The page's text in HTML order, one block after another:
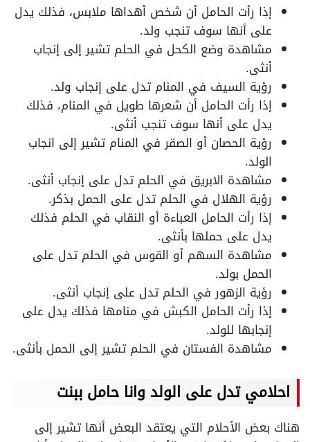
إذا رأت الحامل أن شخص أهداها ملابس، فذلك يدل
على أنها سوف تنجب ولد.
مشاهدة وضع الكحل في الحلم تشير إلى إنجاب
أنثى.
رؤية السيف في المنام تدل على إنجاب ولد.
إذا رأت الحامل أن شعرها طويل في المنام، فذلك
يدل على أنها سوف تنجب أنثى.
رؤية الحصان أو الصقر في المنام تشير إلى انجاب
الولد.
مشاهدة الابريق في الحلم تدل على إنجاب أنثى.
رؤية الهلال في الحلم تدل على الحمل بذكر.
إذا رأت الحامل العباءة أو النقاب في الحلم فذلك
يدل على حملها بأنثى.
مشاهدة السهم أو القوس في الحلم تدل على
الحمل بولد.
رؤية الزهور في الحلم تدل على إنجاب أنثى.
إذا رأت الحامل الكبش في منامها فذلك يدل على
إنجابها للولد.
مشاهدة الفستان في الحلم تشير إلى الحمل بأنثى.
احلامي تدل على الولد وانا حامل ببنت
هناك بعض الأحلام التي يعتقد البعض أنها تشير إلى